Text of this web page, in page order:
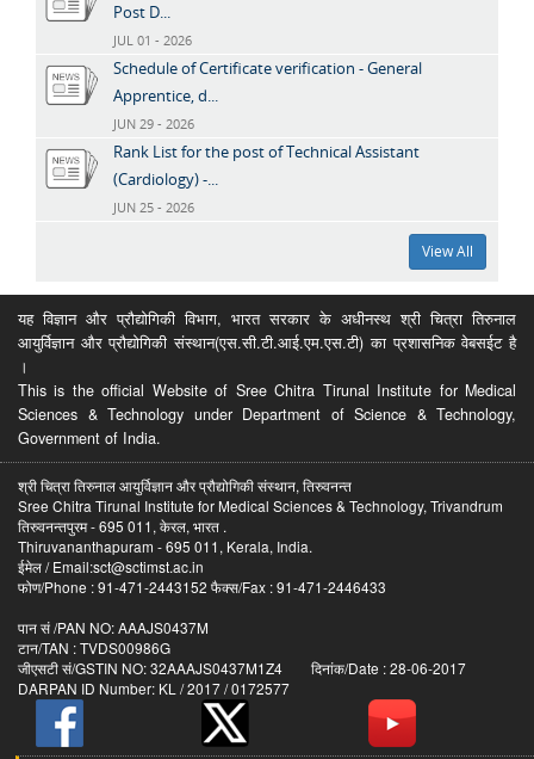
Post D...
JUL 01 - 2026
Schedule of Certificate verification - General
Apprentice, d...
JUN 29 - 2026
Rank List for the post of Technical Assistant
(Cardiology) -...
JUN 25 - 2026
View All
यह विज्ञान और प्रौद्योगिकी विभाग, भारत सरकार के अधीनस्थ श्री चित्रा तिरुनाल
आयुर्विज्ञान और प्रौद्योगिकी संस्थान(एस.सी.टी.आई.एम.एस.टी) का प्रशासनिक वेबसईट है
।
This is the official Website of Sree Chitra Tirunal Institute for Medical
Sciences & Technology under Department of Science & Technology,
Government of India.
श्री चित्रा तिरुनाल आयुर्विज्ञान और प्रौद्योगिकी संस्थान, तिरुवनन्त
Sree Chitra Tirunal Institute for Medical Sciences & Technology, Trivandrum
तिरुवनन्तपुरम - 695 011, केरल, भारत .
Thiruvananthapuram - 695 011, Kerala, India.
ईमेल / Email:sct@sctimst.ac.in
फोण/Phone : 91-471-2443152 फैक्स/Fax : 91-471-2446433
पान सं /PAN NO: AAAJS0437M
टान/TAN : TVDS00986G
जीएसटी सं/GSTIN NO: 32AAAJS0437M1Z4 दिनांक/Date : 28-06-2017
DARPAN ID Number: KL / 2017 / 0172577